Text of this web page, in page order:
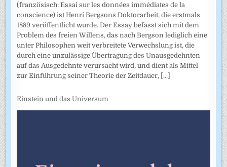
(französisch: Essai sur les données immédiates de la
conscience) ist Henri Bergsons Doktorarbeit, die erstmals
1889 veröffentlicht wurde. Der Essay befasst sich mit dem
Problem des freien Willens, das nach Bergson lediglich eine
unter Philosophen weit verbreitete Verwechslung ist, die
durch eine unzulässige Übertragung des Unausgedehnten
auf das Ausgedehnte verursacht wird, und dient als Mittel
zur Einführung seiner Theorie der Zeitdauer, [...]
Einstein und das Universum